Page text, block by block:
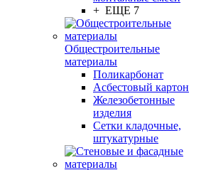
+ ЕЩЕ 7
Общестроительные
материалы
Поликарбонат
Асбестовый картон
Железобетонные
изделия
Сетки кладочные,
штукатурные